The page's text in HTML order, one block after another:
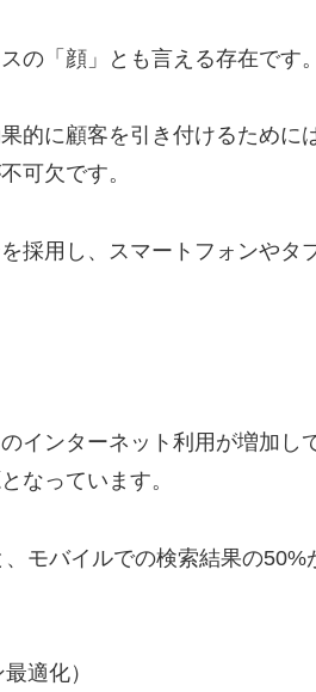
の「顔」とも言える存在です。
的に顧客を引き付けるため
可欠です。
採用し、スマートフォンやタ
インターネット利用が増加し
なっています。
モバイルでの検索結果の
適化）